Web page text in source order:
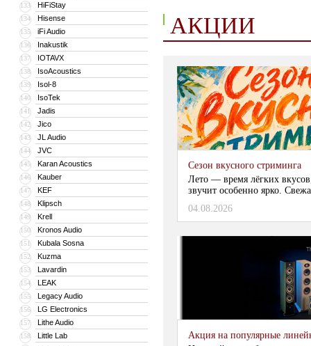
133 HiFiStay
134 Hisense
135 iFi Audio
136 Inakustik
137 IOTAVX
138 IsoAcoustics
139 Isol-8
140 IsoTek
141 Jadis
142 Jico
143 JL Audio
144 JVC
145 Karan Acoustics
146 Kauber
147 KEF
148 Klipsch
149 Krell
150 Kronos Audio
151 Kubala Sosna
152 Kuzma
153 Lavardin
154 LEAK
155 Legacy Audio
156 LG Electronics
157 Lithe Audio
158 Little Lab
АКЦИИ
Сезон вкусного стриминга
Лето — время лёгких
звучит особенно ярко.
04.08.2026
Акция на популярные